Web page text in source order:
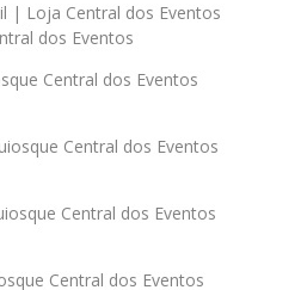
| Loja Central dos Eventos
dos Eventos
Central dos Eventos
Central dos Eventos
Central dos Eventos
Central dos Eventos